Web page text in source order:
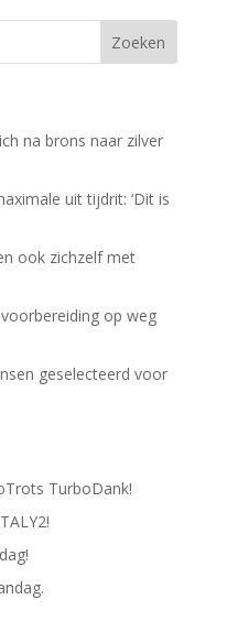
na brons naar zilver
uit tijdrit: ‘Dit is
ook zichzelf met
op weg
geselecteerd voor
TurboDank!